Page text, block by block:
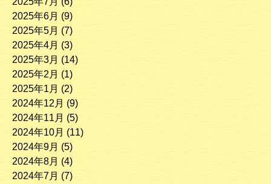
2025年6月 (9)
2025年5月 (7)
2025年4月 (3)
2025年3月 (14)
2025年2月 (1)
2025年1月 (2)
2024年12月 (9)
2024年11月 (5)
2024年10月 (11)
2024年9月 (5)
2024年8月 (4)
2024年7月 (7)